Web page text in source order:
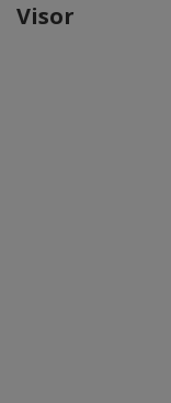
Visor